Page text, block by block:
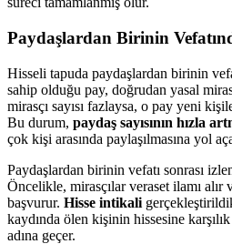
Paydaşlardan Birinin
Hisseli tapuda paydaşlardan birinin
sahip olduğu pay, doğrudan yasal
mirasçı sayısı fazlaysa, o pay yeni
Bu durum, paydaş sayısının hızla
çok kişi arasında paylaşılmasına yol
Paydaşlardan birinin vefatı sonrası
Öncelikle, mirasçılar veraset ilamı
başvurur. Hisse intikali
kaydında ölen kişinin hissesine
adına geçer.